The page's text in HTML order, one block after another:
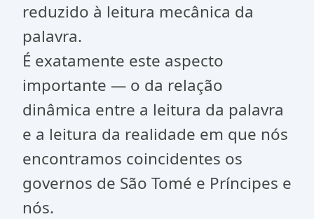
reduzido à leitura mecânica da
palavra.
É exatamente este aspecto
importante — o da relação
dinâmica entre a leitura da palavra
e a leitura da realidade em que nós
encontramos coincidentes os
governos de São Tomé e Príncipes e
nós.